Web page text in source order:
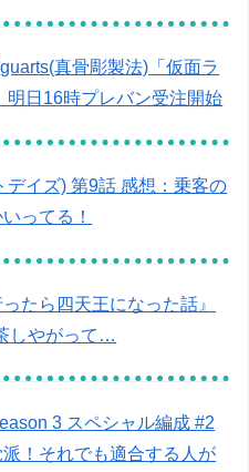
真骨彫製法)「仮面ラ
明日16時プレバン受注開始
イズ) 第9話 感想：乗客の
ってる！
たら四天王になった話』
しやがって…
3 スペシャル編成 #2
！それでも適合する人が